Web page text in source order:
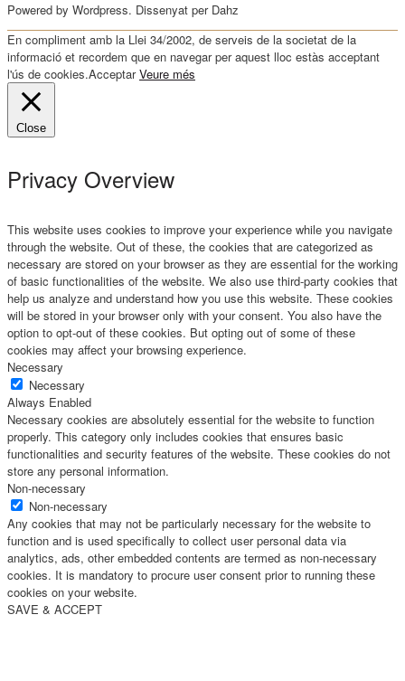
Powered by Wordpress. Dissenyat per Dahz
En compliment amb la Llei 34/2002, de serveis de la societat de la
informació et recordem que en navegar per aquest lloc estàs acceptant
l'ús de cookies.Acceptar Veure més
Close
Privacy Overview
This website uses cookies to improve your experience while you navigate
through the website. Out of these, the cookies that are categorized as
necessary are stored on your browser as they are essential for the working
of basic functionalities of the website. We also use third-party cookies that
help us analyze and understand how you use this website. These cookies
will be stored in your browser only with your consent. You also have the
option to opt-out of these cookies. But opting out of some of these
cookies may affect your browsing experience.
Necessary
Necessary
Always Enabled
Necessary cookies are absolutely essential for the website to function
properly. This category only includes cookies that ensures basic
functionalities and security features of the website. These cookies do not
store any personal information.
Non-necessary
Non-necessary
Any cookies that may not be particularly necessary for the website to
function and is used specifically to collect user personal data via
analytics, ads, other embedded contents are termed as non-necessary
cookies. It is mandatory to procure user consent prior to running these
cookies on your website.
SAVE & ACCEPT